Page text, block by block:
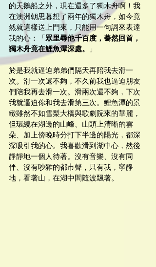
的天鵝船之外，現在還多了獨木舟啊！我
在澳洲朝思暮想了兩年的獨木舟，如今竟
然就這樣送上門來，只能用一句詞來表達
我的心：「眾里尋他千百度，驀然回首，
獨木舟竟在鯉魚潭深處。
」
於是我就逼迫弟弟們隔天再陪我去滑一
次。滑一次還不夠，不久前我也逼迫朋友
們陪我再去滑一次。滑兩次還不夠，下次
我就逼迫你和我去滑第三次。鯉魚潭的景
緻雖然不如雪梨大橋與歌劇院來的華麗，
但環繞在湖邊的山峰、山頭上清晰的雲
朵、加上傍晚時分打下半邊的陽光，都深
深吸引我的心。我喜歡滑到湖中心，然後
靜靜地一個人待著。沒有音樂、沒有同
伴、沒有吵雜的都市聲，只有我，寧靜
地，看著山，在湖中間隨波飄著。